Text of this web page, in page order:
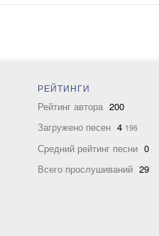
РЕЙТИНГИ
Рейтинг автора 200
Загружено песен 4 196
Средний рейтинг песни 0
Всего прослушиваний 29